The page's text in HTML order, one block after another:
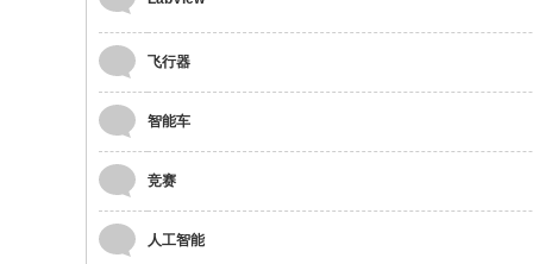
飞行器
智能车
竞赛
人工智能